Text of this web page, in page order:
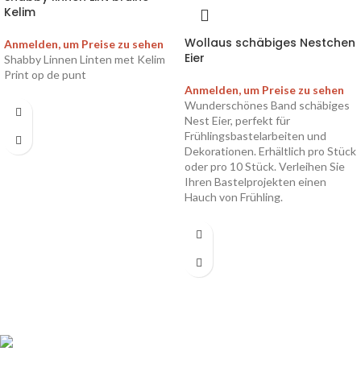
Kelim
Anmelden, um Preise zu sehen
Shabby Linnen Linten met Kelim
Print op de punt
Wollaus schäbiges Nestchen
Eier
Anmelden, um Preise zu sehen
Wunderschönes Band schäbiges
Nest Eier, perfekt für
Frühlingsbastelarbeiten und
Dekorationen. Erhältlich pro Stück
oder pro 10 Stück. Verleihen Sie
Ihren Bastelprojekten einen
Hauch von Frühling.